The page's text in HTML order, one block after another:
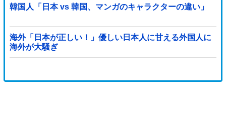
韓国人「日本 vs 韓国、マンガのキャラクターの違い」
海外「日本が正しい！」優しい日本人に甘える外国人に
海外が大騒ぎ